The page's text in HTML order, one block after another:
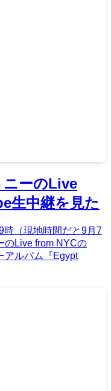
ニーのLive
生中継を見た
時（現地時間だと9月7
のLive from NYCの
アルバム『Egypt